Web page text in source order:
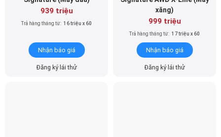
939 triệu
Trả hàng tháng từ: 16 triệu x 60
Nhận báo giá
Đăng ký lái thử
xăng)
999 triệu
Trả hàng tháng từ: 17 triệu x 60
Nhận báo giá
Đăng ký lái thử